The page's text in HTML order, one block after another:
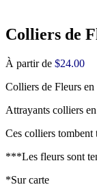
Colliers de
À partir de $24.00
Colliers de Fleurs
Attrayants colliers
Ces colliers tombent
***Les fleurs sont
*Sur carte